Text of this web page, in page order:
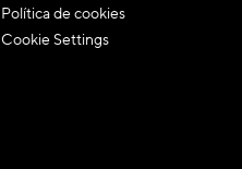
Política de cookies
Cookie Settings